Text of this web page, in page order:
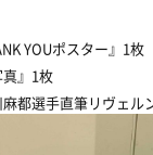
YOUポスター』1枚
真』1枚
都選手直筆リヴェル